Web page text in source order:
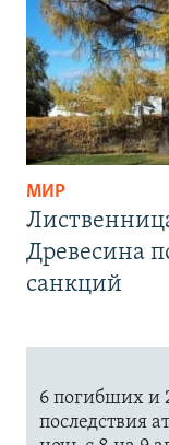
МИР
Древесина
санкций